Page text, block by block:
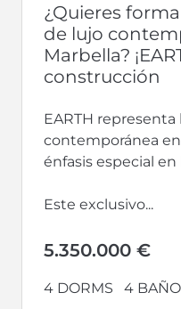
¿Quieres
de lujo
Marbella?
construcción
EARTH
contemporánea
énfasis especial
privacidad, salud y
Este exclusivo...
5.350.000 €
4 DORMS 4